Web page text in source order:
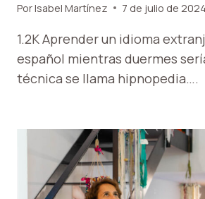
PorIsabel Martínez 7 de julio de 2024
1.2K Aprender un idioma
español mientras duermes
técnica se llama hipnopedia….